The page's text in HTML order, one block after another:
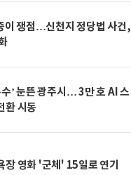
이 쟁점…신천지 정당법 사건,
수’ 눈뜬 광주시… 3만 호 AI 스
환 시동
장 영화 '군체' 15일로 연기